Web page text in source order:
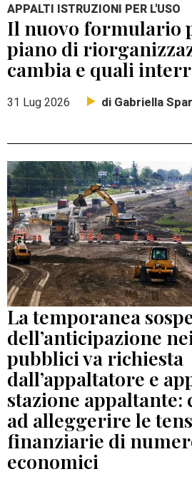
APPALTI ISTRUZIONI PER L'USO
Il nuovo formulario
piano di
cambia e quali
31 Lug 2026 di Gabriella
La temporanea
dell’anticipazione
pubblici va richiesta
dall’appaltatore e
stazione
ad alleggerire le
finanziarie di
economici